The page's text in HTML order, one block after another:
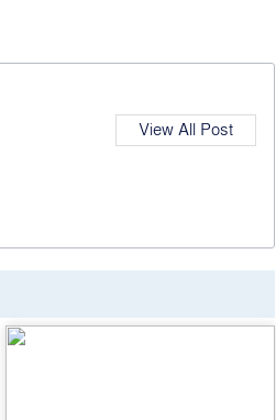
View All Post